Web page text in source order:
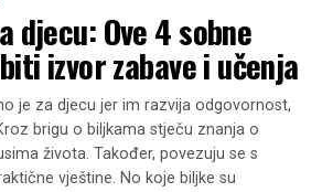
djecu: Ove 4 sobne
izvor zabave i učenja
je za djecu jer im razvija odgovornost,
brigu o biljkama stječu znanja o
života. Također, povezuju se s
vještine. No koje biljke su